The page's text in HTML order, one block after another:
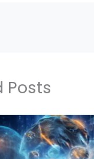
Posts